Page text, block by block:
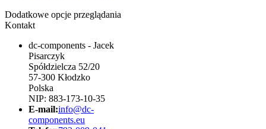
Dodatkowe opcje przeglądania
Kontakt
dc-components - Jacek
Pisarczyk
Spółdzielcza 52/20
57-300 Kłodzko
Polska
NIP: 883-173-10-35
E-mail:info@dc-
components.eu